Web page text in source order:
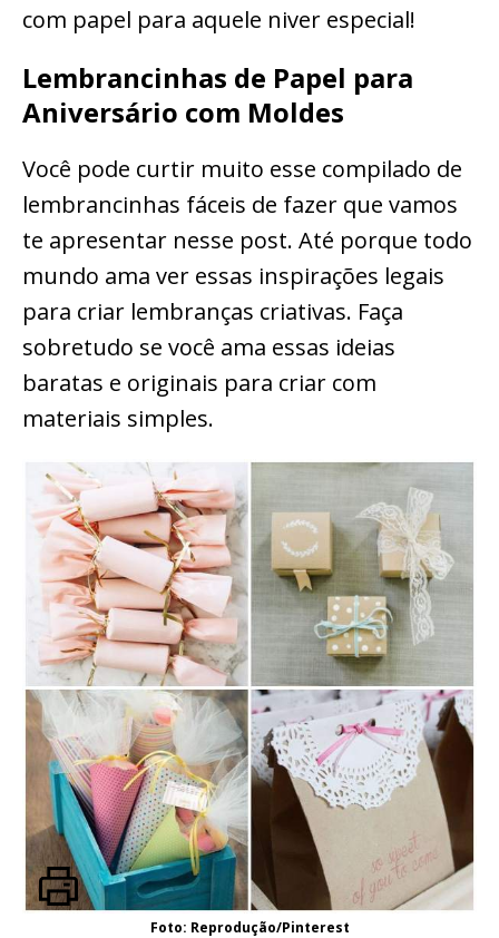
com papel para aquele niver especial!
Lembrancinhas de Papel para
Aniversário com Moldes
Você pode curtir muito esse compilado de
lembrancinhas fáceis de fazer que vamos
te apresentar nesse post. Até porque todo
mundo ama ver essas inspirações legais
para criar lembranças criativas. Faça
sobretudo se você ama essas ideias
baratas e originais para criar com
materiais simples.
Foto: Reprodução/Pinterest